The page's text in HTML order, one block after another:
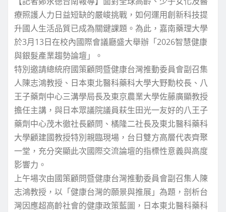
療照護人力日益短缺的嚴峻挑戰，如何運用創新科技提
升國人生活品質已成為關鍵課題。為此，嘉南藥理大學
於3月13日在校內國際會議廳盛大舉辦「2026智慧健康
與銀髮產業趨勢論壇」。
特別邀請總統府國策顧問暨健康台灣推動委員會副召集
人陳志鴻教授、日本東北醫科藥科大學大野勳校長、八
王子藥劑中心三溝學局長及東京農業大學佐藤廣顯教授
擔任主講，與日本眾議院議員萩生田光一友好的八王子
藥劑中心茂木徹社長顧問、橘隆二社長及東北醫科藥科
大學顧建國教授特別親臨現場，台日雙方高層代表齊聚
一堂，充分突顯此次國際交流論壇的指標性意義與高度
影響力。
上午場次由國策顧問暨健康台灣推動委員會副召集人陳
志鴻教授，以「健康台灣的願景與推展」為題，剖析台
灣因應超高齡社會的健康政策藍圖，日本東北醫科藥科